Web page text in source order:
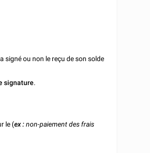
signé ou non le reçu de son solde
signature.
le (ex :non-paiement des frais